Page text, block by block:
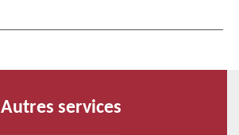
Autres services